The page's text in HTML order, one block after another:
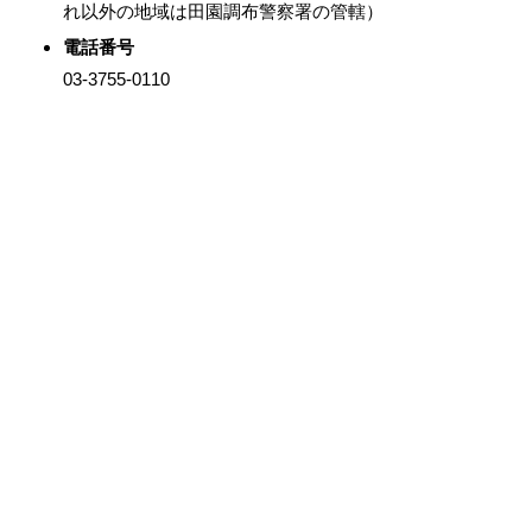
れ以外の地域は田園調布警察署の管轄）
電話番号
03-3755-0110